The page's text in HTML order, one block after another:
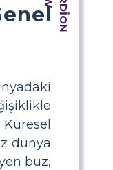
dünya
buz,